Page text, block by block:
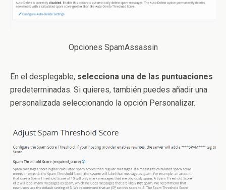
Opciones SpamAssassin
En el desplegable, selecciona una de las puntuaciones
predeterminadas. Si quieres, también puedes añadir una
personalizada seleccionando la opción Personalizar.